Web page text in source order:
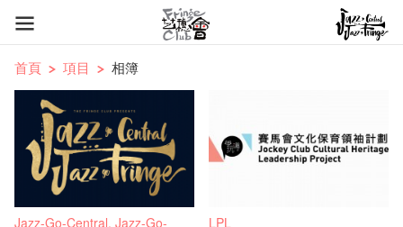
首頁 項目 相簿
Jazz-Go-Central, Jazz-Go-
LPL